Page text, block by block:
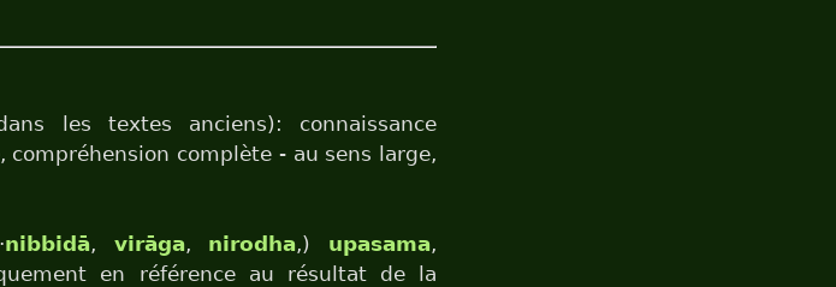
les textes anciens): connaissance
compréhension complète - au sens large,
·nibbidā, virāga, nirodha,) upasama,
en référence au résultat de la